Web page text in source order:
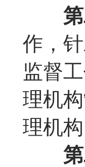
作，
监督
理机
理机构